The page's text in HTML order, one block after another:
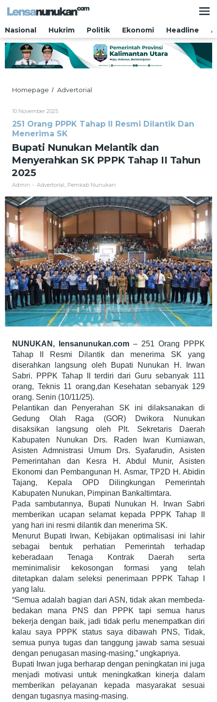
Nasional
Hukrim Politik Ekonomi Headline
Homepage / Advertorial
Menyerahkan
Tahap
II
10 November 2025Oleh
251 Orang PPPK Tahap II Resmi Dilantik Dan
Menerima SK
Bupati Nunukan Melantik dan
Menyerahkan SK PPPK Tahap II Tahun
2025
Admin - Advertorial Pemkab Nunukan
NUNUKAN, lensanunukan.com – 251 Orang PPPK
Tahap II Resmi Dilantik dan menerima SK yang
diserahkan langsung oleh Bupati Nunukan H. Irwan
Sabri. PPPK Tahap II terdiri dari Guru sebanyak 111
orang, Teknis 11 orang,dan Kesehatan sebanyak 129
orang. Senin (10/11/25).
Pelantikan dan Penyerahan SK ini dilaksanakan di
Gedung Olah Raga (GOR) Dwikora Nunukan
disaksikan langsung oleh Plt. Sekretaris Daerah
Kabupaten Nunukan Drs. Raden Iwan Kurniawan,
Asisten Admnistrasi Umum Drs. Syafarudin, Asisten
Pemerintahan dan Kesra H. Abdul Munir, Asisten
Ekonomi dan Pembangunan H. Asmar, TP2D H. Abidin
Tajang, Kepala OPD Dilingkungan Pemerintah
Kabupaten Nunukan, Pimpinan Bankaltimtara.
Pada sambutannya, Bupati Nunukan H. Irwan Sabri
memberikan ucapan selamat kepada PPPK Tahap II
yang hari ini resmi dilantik dan menerima SK.
Menurut Bupati Irwan, Kebijakan optimalisasi ini lahir
sebagai bentuk perhatian Pemerintah terhadap
keberadaan Tenaga Kontrak Daerah serta
meminimalisir kekosongan formasi yang telah
ditetapkan dalam seleksi penerimaan PPPK Tahap I
yang lalu.
“Semua adalah bagian dari ASN, tidak akan membeda-
bedakan mana PNS dan PPPK tapi semua harus
bekerja dengan baik, jadi tidak perlu menempatkan diri
kalau saya PPPK status saya dibawah PNS, Tidak,
semua punya tugas dan tanggung jawab sama sesuai
dengan penugasan masing-masing,” ungkapnya.
Bupati Irwan juga berharap dengan peningkatan ini juga
menjadi motivasi untuk meningkatkan kinerja dalam
memberikan pelayanan kepada masyarakat sesuai
dengan tugasnya masing-masing.